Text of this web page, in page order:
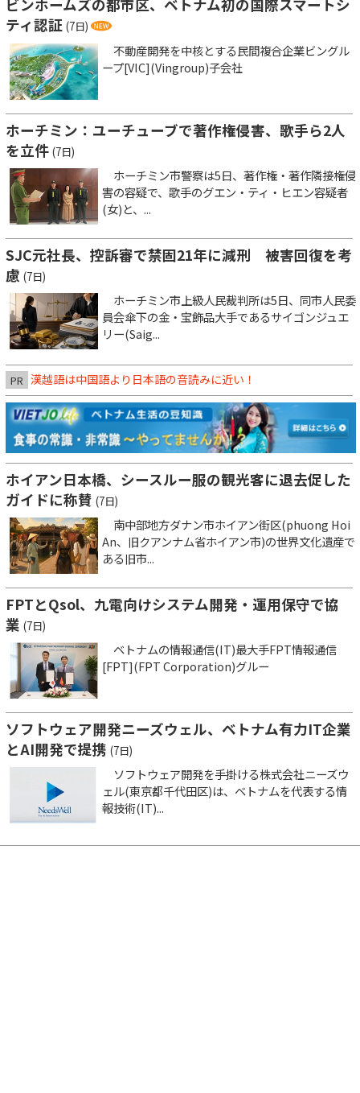
ビンホームズの都市区、ベトナム初の国際スマートシ
ティ認証 (7日)
不動産開発を中核とする民間複合企業ビングル
ープ[VIC](Vingroup)子会社
ホーチミン：ユーチューブで著作権侵害、歌手ら2人
を立件 (7日)
ホーチミン市警察は5日、著作権・著作隣接権侵
害の容疑で、歌手のグエン・ティ・ヒエン容疑者
(女)と、...
SJC元社長、控訴審で禁固21年に減刑 被害回復を考
慮 (7日)
ホーチミン市上級人民裁判所は5日、同市人民委
員会傘下の金・宝飾品大手であるサイゴンジュエ
リー(Saig...
PR 漢越語は中国語より日本語の音読みに近い！
ホイアン日本橋、シースルー服の観光客に退去促した
ガイドに称賛 (7日)
南中部地方ダナン市ホイアン街区(phuong Hoi
An、旧クアンナム省ホイアン市)の世界文化遺産で
ある旧市...
FPTとQsol、九電向けシステム開発・運用保守で協
業 (7日)
ベトナムの情報通信(IT)最大手FPT情報通信
[FPT](FPT Corporation)グルー
ソフトウェア開発ニーズウェル、ベトナム有力IT企業
とAI開発で提携 (7日)
ソフトウェア開発を手掛ける株式会社ニーズウ
ェル(東京都千代田区)は、ベトナムを代表する情
報技術(IT)...